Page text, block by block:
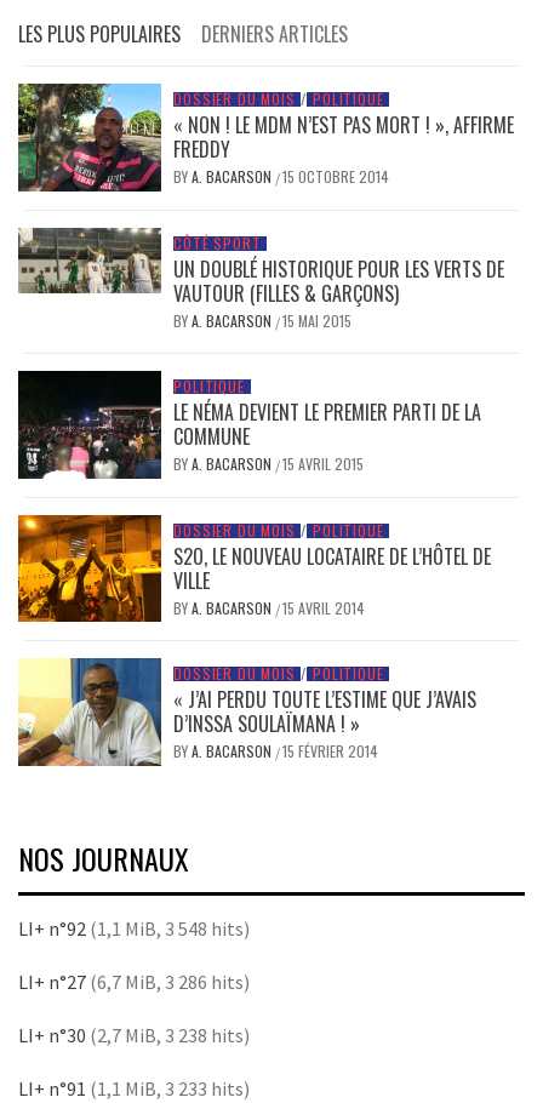
LES PLUS POPULAIRES DERNIERS ARTICLES
DOSSIER DU MOIS / POLITIQUE
« NON ! LE MDM N’EST PAS MORT ! », AFFIRME
FREDDY
BYA. BACARSON /15 OCTOBRE 2014
CÔTÉ SPORT
UN DOUBLÉ HISTORIQUE POUR LES VERTS DE
VAUTOUR (FILLES & GARÇONS)
BYA. BACARSON /15 MAI 2015
POLITIQUE
LE NÉMA DEVIENT LE PREMIER PARTI DE LA
COMMUNE
BYA. BACARSON /15 AVRIL 2015
DOSSIER DU MOIS / POLITIQUE
S2O, LE NOUVEAU LOCATAIRE DE L’HÔTEL DE
VILLE
BYA. BACARSON /15 AVRIL 2014
DOSSIER DU MOIS / POLITIQUE
« J’AI PERDU TOUTE L’ESTIME QUE J’AVAIS
D’INSSA SOULAÏMANA ! »
BYA. BACARSON /15 FÉVRIER 2014
NOS JOURNAUX
LI+ n°92 (1,1 MiB, 3 548 hits)
LI+ n°27 (6,7 MiB, 3 286 hits)
LI+ n°30 (2,7 MiB, 3 238 hits)
LI+ n°91 (1,1 MiB, 3 233 hits)